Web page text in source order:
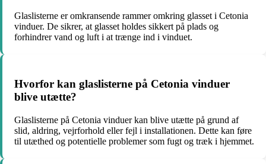
Glaslisterne er omkransende rammer omkring glasset i Cetonia
vinduer. De sikrer, at glasset holdes sikkert på plads og
forhindrer vand og luft i at trænge ind i vinduet.
Hvorfor kan glaslisterne på Cetonia vinduer
blive utætte?
Glaslisterne på Cetonia vinduer kan blive utætte på grund af
slid, aldring, vejrforhold eller fejl i installationen. Dette kan føre
til utæthed og potentielle problemer som fugt og træk i hjemmet.